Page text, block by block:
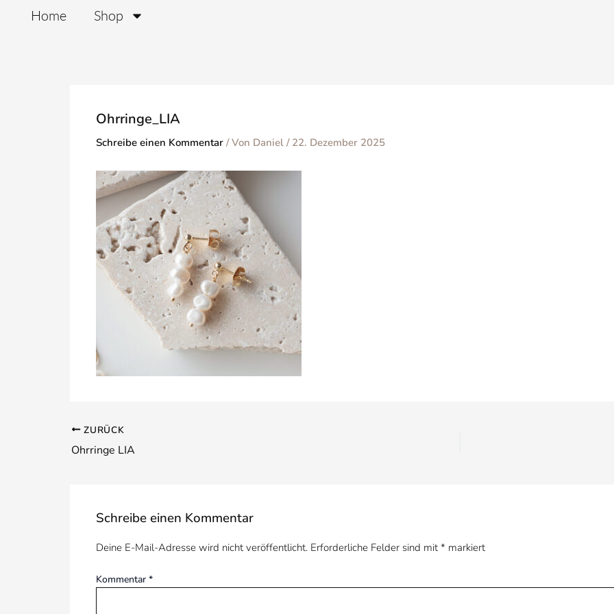
Home Shop
Ohrringe_LIA
Schreibe einen Kommentar / Von Daniel / 22. Dezember 2025
ZURÜCK
Ohrringe LIA
Schreibe einen Kommentar
Deine E-Mail-Adresse wird nicht veröffentlicht. Erforderliche Felder sind mit * markiert
Kommentar *